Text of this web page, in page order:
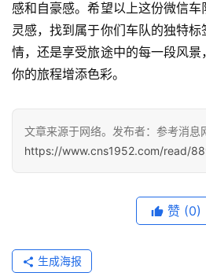
更
多
页
感和自豪感。希望以上这份微信
灵感，找到属于你们车队的独特
情，还是享受旅途中的每一段风
你的旅程增添色彩。
文章来源于网络。发布者：参考消息
https://www.cns1952.com/read/
赞 (0)
生成海报